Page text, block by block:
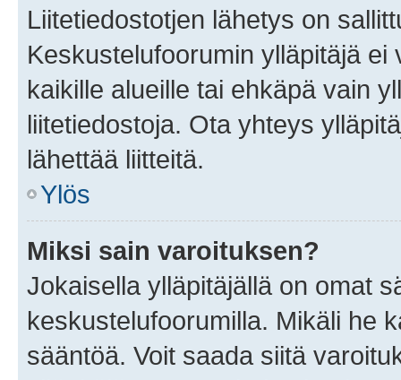
Liitetiedostotjen lähetys on
Keskustelufoorumin ylläpitäjä
kaikille alueille tai ehkäpä vain
liitetiedostoja. Ota yhteys
lähettää liitteitä.
Ylös
Miksi sain varoituksen?
Jokaisella ylläpitäjällä on omat
keskustelufoorumilla. Mikäli he
sääntöä. Voit saada siitä